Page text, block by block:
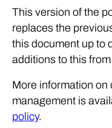
This version of the
replaces the
this document up to
additions to this
More information on
management is
policy.